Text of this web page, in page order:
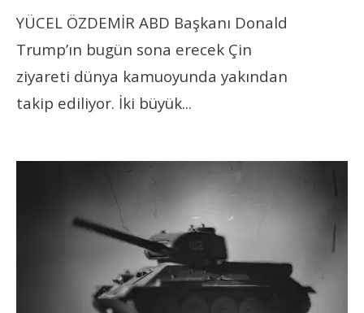
YÜCEL ÖZDEMİR ABD Başkanı Donald
Trump’ın bugün sona erecek Çin
ziyareti dünya kamuoyunda yakından
takip ediliyor. İki büyük...